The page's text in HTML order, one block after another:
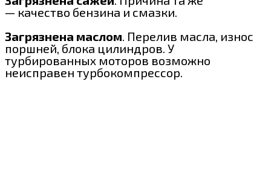
— качество бензина и смазки.
Загрязнена маслом. Перелив масла, износ
поршней, блока цилиндров. У
турбированных моторов возможно
неисправен турбокомпрессор.